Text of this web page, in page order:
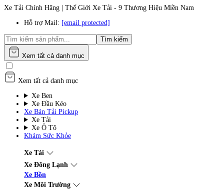
Xe Tải Chính Hãng | Thế Giới Xe Tải - 9 Thương Hiệu Miền Nam
Hỗ trợ Mail: [email protected]
Tìm kiếm
Xem tất cả danh mục
Xem tất cả danh mục
Xe Ben
Xe Đầu Kéo
Xe Bán Tải Pickup
Xe Tải
Xe Ô Tô
Khám Sức Khỏe
Xe Tải
Xe Đông Lạnh
Xe Bồn
Xe Môi Trường